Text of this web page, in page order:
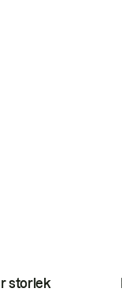
storlek